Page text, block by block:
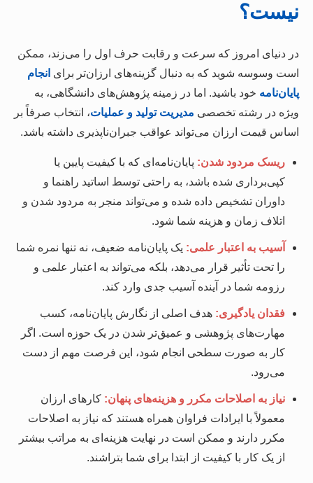
نیست؟
در دنیای امروز که سرعت و رقابت حرف اول را می‌زند، ممکن
است وسوسه شوید که به دنبال گزینه‌های ارزان‌تر برای انجام
پایان‌نامه خود باشید. اما در زمینه پژوهش‌های دانشگاهی، به
ویژه در رشته تخصصی مدیریت تولید و عملیات، انتخاب صرفاً بر
اساس قیمت ارزان می‌تواند عواقب جبران‌ناپذیری داشته باشد.
ریسک مردود شدن: پایان‌نامه‌ای که با کیفیت پایین یا
کپی‌برداری شده باشد، به راحتی توسط اساتید راهنما و
داوران تشخیص داده شده و می‌تواند منجر به مردود شدن و
اتلاف زمان و هزینه شما شود.
آسیب به اعتبار علمی: یک پایان‌نامه ضعیف، نه تنها نمره شما
را تحت تأثیر قرار می‌دهد، بلکه می‌تواند به اعتبار علمی و
رزومه شما در آینده آسیب جدی وارد کند.
فقدان یادگیری: هدف اصلی از نگارش پایان‌نامه، کسب
مهارت‌های پژوهشی و عمیق‌تر شدن در یک حوزه است. اگر
کار به صورت سطحی انجام شود، این فرصت مهم از دست
می‌رود.
نیاز به اصلاحات مکرر و هزینه‌های پنهان: کارهای ارزان
معمولاً با ایرادات فراوان همراه هستند که نیاز به اصلاحات
مکرر دارند و ممکن است در نهایت هزینه‌ای به مراتب بیشتر
از یک کار با کیفیت از ابتدا برای شما بتراشند.